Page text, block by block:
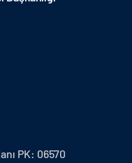
PK: 06570